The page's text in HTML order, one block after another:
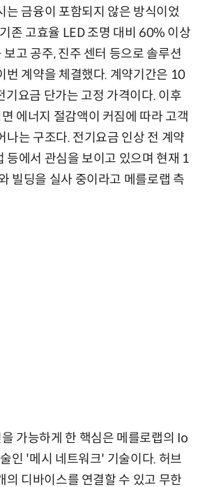
는 금융이 포함되지 않은 방식이었
존 고효율 LED 조명 대비 60% 이상
고 공주, 진주 센터 등으로 솔루션
번 계약을 체결했다. 계약기간은 10
기요금 단가는 고정 가격이다. 이후
에너지 절감액이 커짐에 따라 고객
나는 구조다. 전기요금 인상 전 계약
등에서 관심을 보이고 있으며 현재 1
빌딩을 실사 중이라고 메를로랩 측
가능하게 한 핵심은 메를로랩의 Io
인 '메시 네트워크' 기술이다. 허브
디바이스를 연결할 수 있고 무한